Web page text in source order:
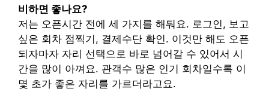
비하면 좋나요?
저는 오픈시간 전에 세 가지를 해둬요. 로그인, 보고
싶은 회차 점찍기, 결제수단 확인. 이것만 해도 오픈
되자마자 자리 선택으로 바로 넘어갈 수 있어서 시
간을 많이 아껴요. 관객수 많은 인기 회차일수록 이
몇 초가 좋은 자리를 가르더라고요.